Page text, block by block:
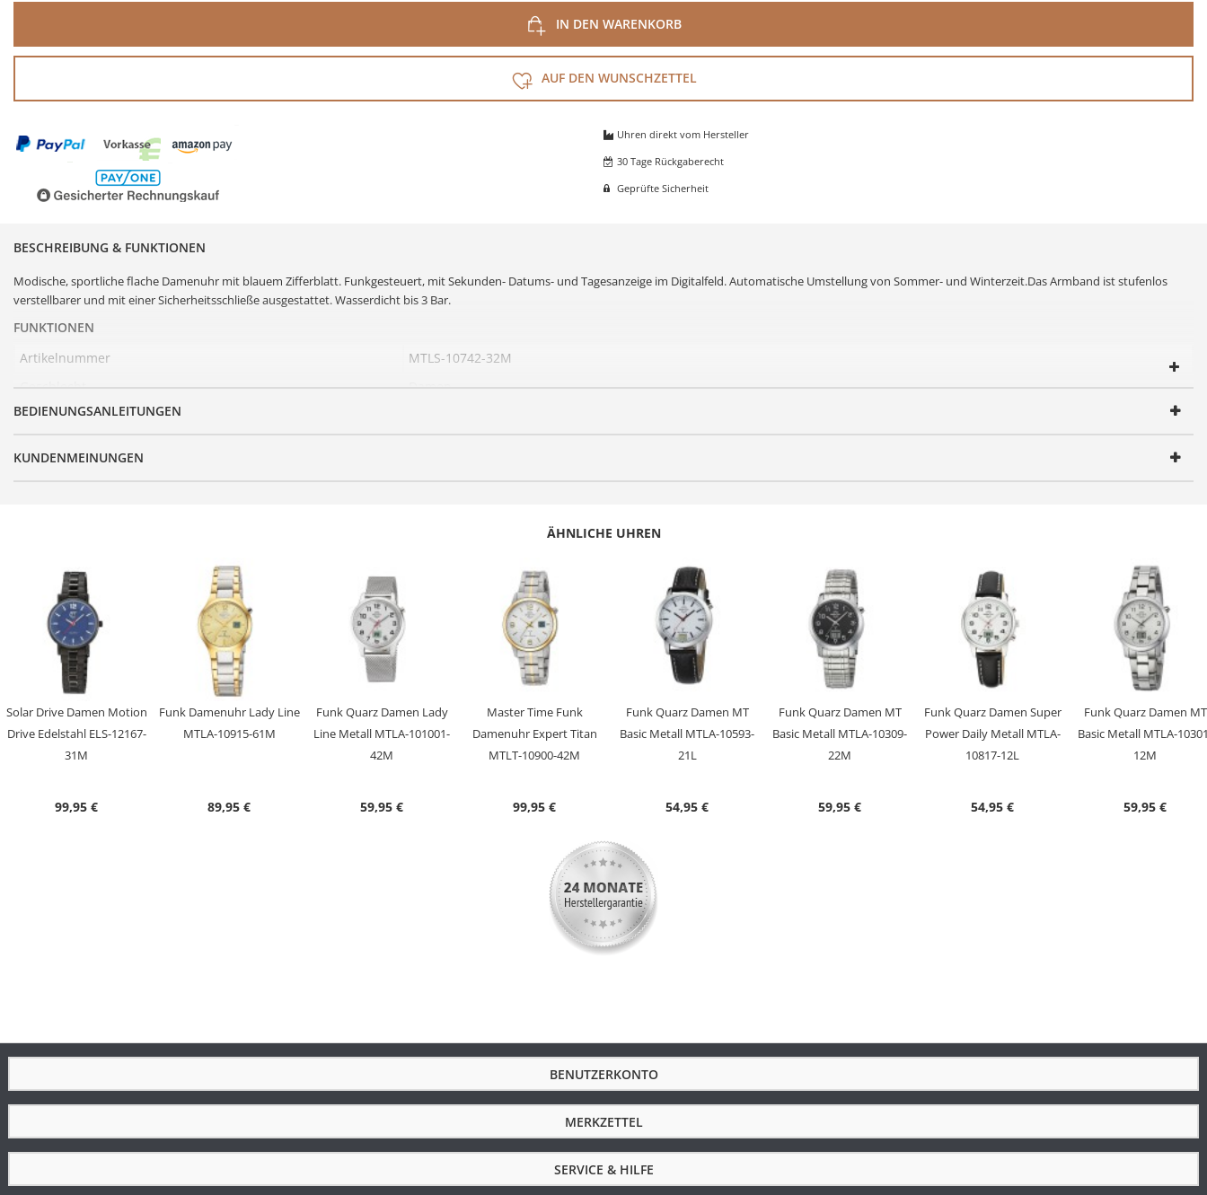
IN DEN WARENKORB
AUF DEN WUNSCHZETTEL
Uhren direkt vom Hersteller
30 Tage Rückgaberecht
Geprüfte Sicherheit
BESCHREIBUNG & FUNKTIONEN
Modische, sportliche flache Damenuhr mit blauem Zifferblatt. Funkgesteuert, mit Sekunden- Datums- und Tagesanzeige im Digitalfeld. Automatische Umstellung von Sommer- und Winterzeit.Das Armband ist stufenlos
verstellbarer und mit einer Sicherheitsschließe ausgestattet. Wasserdicht bis 3 Bar.
FUNKTIONEN
Artikelnummer
MTLS-10742-32M
Geschlecht
Damen
Produktgruppe
Uhrwerk
TD28D-2H, Empfang des Signals DCF 77 (Mainflingen, DE)
Genauigkeit
+/- 1 Sekunde/1 Mio. Jahre
Anzeige
Besondere Funktionen
Datumsanzeige, Ewiger Kalender, Funkgesteuerte automatische Zeitumstellung von Sommer- und Winterzeit
Uhrenglas
Mineralglas
Gehäusematerial
Armbandmaterial
N Edelstahl Milanaise
Armbandbreite
18
BEDIENUNGSANLEITUNGEN
KUNDENMEINUNGEN
ÄHNLICHE UHREN
Solar Drive Damen Motion
Drive Edelstahl ELS-12167-
31M
99,95 €
Funk Damenuhr Lady Line
MTLA-10915-61M
89,95 €
Funk Quarz Damen Lady
Line Metall MTLA-101001-
42M
59,95 €
Master Time Funk
Damenuhr Expert Titan
MTLT-10900-42M
99,95 €
Funk Quarz Damen MT
Basic Metall MTLA-10593-
21L
54,95 €
Funk Quarz Damen MT
Basic Metall MTLA-10309-
22M
59,95 €
Funk Quarz Damen Super
Power Daily Metall MTLA-
10817-12L
54,95 €
Funk Quarz Damen MT
Basic Metall MTLA-
12M
59,95 €
BENUTZERKONTO
MERKZETTEL
SERVICE & HILFE